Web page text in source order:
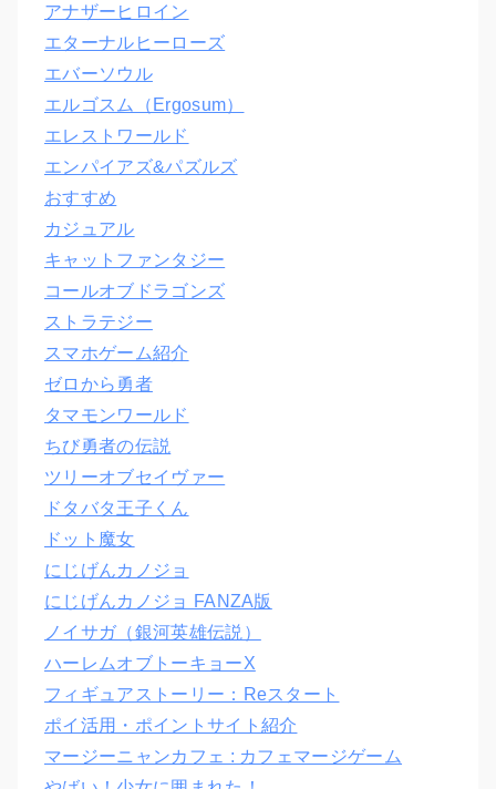
アナザーヒロイン
エターナルヒーローズ
エバーソウル
エルゴスム（Ergosum）
エレストワールド
エンパイアズ&パズルズ
おすすめ
カジュアル
キャットファンタジー
コールオブドラゴンズ
ストラテジー
スマホゲーム紹介
ゼロから勇者
タマモンワールド
ちび勇者の伝説
ツリーオブセイヴァー
ドタバタ王子くん
ドット魔女
にじげんカノジョ
にじげんカノジョ FANZA版
ノイサガ（銀河英雄伝説）
ハーレムオブトーキョーX
フィギュアストーリー：Reスタート
ポイ活用・ポイントサイト紹介
マージーニャンカフェ : カフェマージゲーム